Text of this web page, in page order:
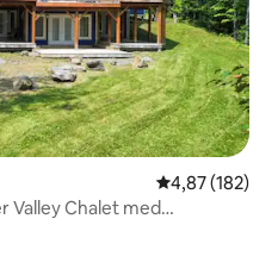
4,87 av 5 i
4,87 (182)
Valley Chalet med